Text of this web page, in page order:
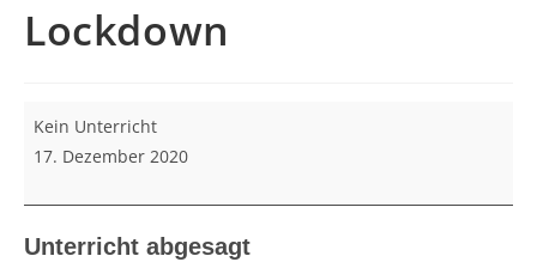
Lockdown
Lockdown
Kein Unterricht
17. Dezember 2020
Unterricht abgesagt